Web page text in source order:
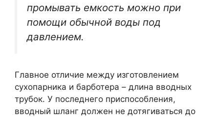
промывать емкость можно при
помощи обычной воды под
давлением.
Главное отличие между изготовлением
сухопарника и барботера – длина вводных
трубок. У последнего приспособления,
вводный шланг должен не дотягиваться до